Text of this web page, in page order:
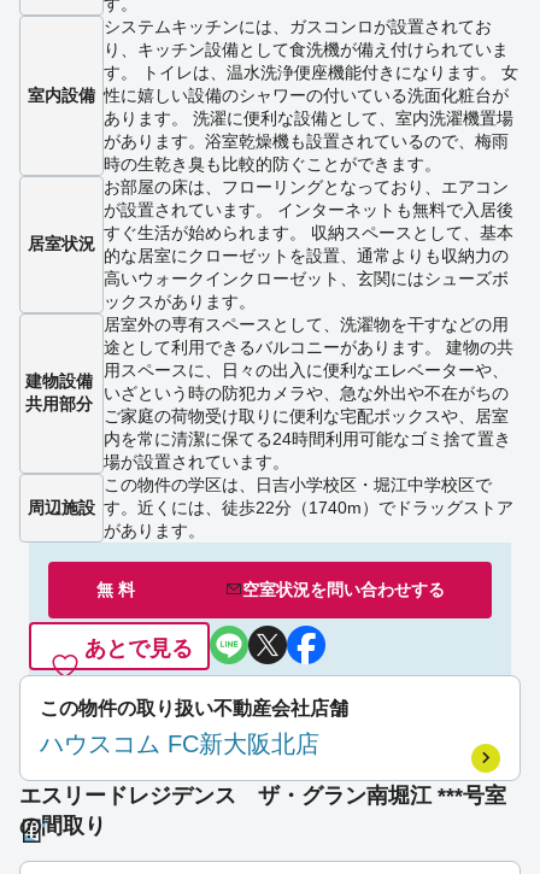
室内設備
システムキッチンには、ガスコンロが設置されてお
り、キッチン設備として食洗機が備え付けられていま
す。 トイレは、温水洗浄便座機能付きになります。 女
性に嬉しい設備のシャワーの付いている洗面化粧台が
あります。 洗濯に便利な設備として、室内洗濯機置場
があります。浴室乾燥機も設置されているので、梅雨
時の生乾き臭も比較的防ぐことができます。
居室状況
お部屋の床は、フローリングとなっており、エアコン
が設置されています。 インターネットも無料で入居後
すぐ生活が始められます。 収納スペースとして、基本
的な居室にクローゼットを設置、通常よりも収納力の
高いウォークインクローゼット、玄関にはシューズボ
ックスがあります。
建物設備
共用部分
居室外の専有スペースとして、洗濯物を干すなどの用
途として利用できるバルコニーがあります。 建物の共
用スペースに、日々の出入に便利なエレベーターや、
いざという時の防犯カメラや、急な外出や不在がちの
ご家庭の荷物受け取りに便利な宅配ボックスや、居室
内を常に清潔に保てる24時間利用可能なゴミ捨て置き
場が設置されています。
周辺施設
この物件の学区は、日吉小学校区・堀江中学校区で
す。近くには、徒歩22分（1740m）でドラッグストア
があります。
無 料 空室状況を問い合わせする
あとで見る
この物件の取り扱い不動産会社店舗
ハウスコム FC新大阪北店
エスリードレジデンス ザ・グラン南堀江 ***号室
の間取り